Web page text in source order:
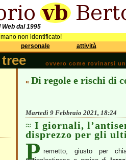
dal 1995
non identificato!
personale attività
ovvero come rovinarsi
« Di regole e rischi di
Martedì 9 Febbraio 2021, 18:24
I giornali,
disprezzo per gli
P remetto, giusto per